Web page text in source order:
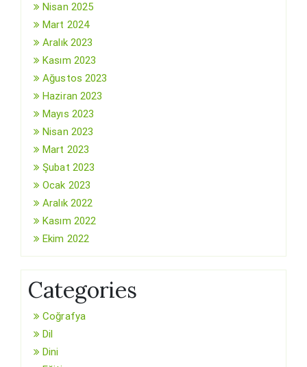
Nisan 2025
Mart 2024
Aralık 2023
Kasım 2023
Ağustos 2023
Haziran 2023
Mayıs 2023
Nisan 2023
Mart 2023
Şubat 2023
Ocak 2023
Aralık 2022
Kasım 2022
Ekim 2022
Categories
Coğrafya
Dil
Dini